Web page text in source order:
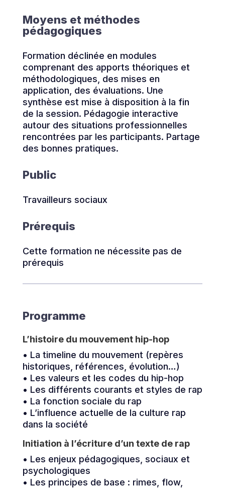
Moyens et méthodes
pédagogiques
Formation déclinée en modules
comprenant des apports théoriques et
méthodologiques, des mises en
application, des évaluations. Une
synthèse est mise à disposition à la fin
de la session. Pédagogie interactive
autour des situations professionnelles
rencontrées par les participants. Partage
des bonnes pratiques.
Public
Travailleurs sociaux
Prérequis
Cette formation ne nécessite pas de
prérequis
Programme
L’histoire du mouvement hip-hop
• La timeline du mouvement (repères
historiques, références, évolution…)
• Les valeurs et les codes du hip-hop
• Les différents courants et styles de rap
• La fonction sociale du rap
• L’influence actuelle de la culture rap
dans la société
Initiation à l’écriture d’un texte de rap
• Les enjeux pédagogiques, sociaux et
psychologiques
• Les principes de base : rimes, flow,